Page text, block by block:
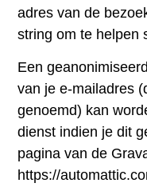
adres van de
string om te helpen
Een
van je e-mailadres
genoemd) kan
dienst indien je dit
pagina van de
https://